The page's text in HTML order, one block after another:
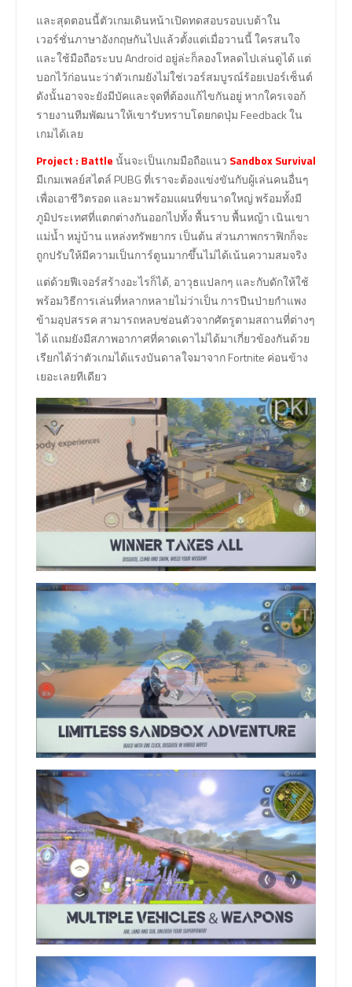
และสุดตอนนี้ตัวเกมเดินหน้าเปิดทดสอบรอบเบต้าใน
เวอร์ชั่นภาษาอังกฤษกันไปแล้วตั้งแต่เมื่อวานนี้ ใครสนใจ
และใช้มือถือระบบ Android อยู่ล่ะก็ลองโหลดไปเล่นดูได้ แต่
บอกไว้ก่อนนะว่าตัวเกมยังไม่ใช่เวอร์สมบูรณ์ร้อยเปอร์เซ็นต์
ดังนั้นอาจจะยังมีบัคและจุดที่ต้องแก้ไขกันอยู่ หากใครเจอก้
รายงานทีมพัฒนาให้เขารับทราบโดยกดปุ่ม Feedback ใน
เกมได้เลย
Project : Battleนั้นจะเป็นเกมมือถือแนว Sandbox Survival
มีเกมเพลย์สไตล์ PUBG ที่เราจะต้องแข่งขันกับผู้เล่นคนอื่นๆ
เพื่อเอาชีวิตรอด และมาพร้อมแผนที่ขนาดใหญ่ พร้อมทั้งมี
ภูมิประเทศที่แตกต่างกันออกไปทั้ง พื้นราบ พื้นหญ้า เนินเขา
แม่น้ำ หมู่บ้าน แหล่งทรัพยากร เป็นต้น ส่วนภาพกราฟิกก็จะ
ถูกปรับให้มีความเป็นการ์ตูนมากขึ้นไม่ได้เน้นความสมจริง
แต่ด้วยฟีเจอร์สร้างอะไรก็ได้, อาวุธแปลกๆ และกับดักให้ใช้
พร้อมวิธีการเล่นที่หลากหลายไม่ว่าเป็น การปีนป่ายกำแพง
ข้ามอุปสรรค สามารถหลบซ่อนตัวจากศัตรูตามสถานที่ต่างๆ
ได้ แถมยังมีสภาพอากาศที่คาดเดาไม่ได้มาเกี่ยวข้องกันด้วย
เรียกได้ว่าตัวเกมได้แรงบันดาลใจมาจาก Fortnite ค่อนข้าง
เยอะเลยทีเดียว